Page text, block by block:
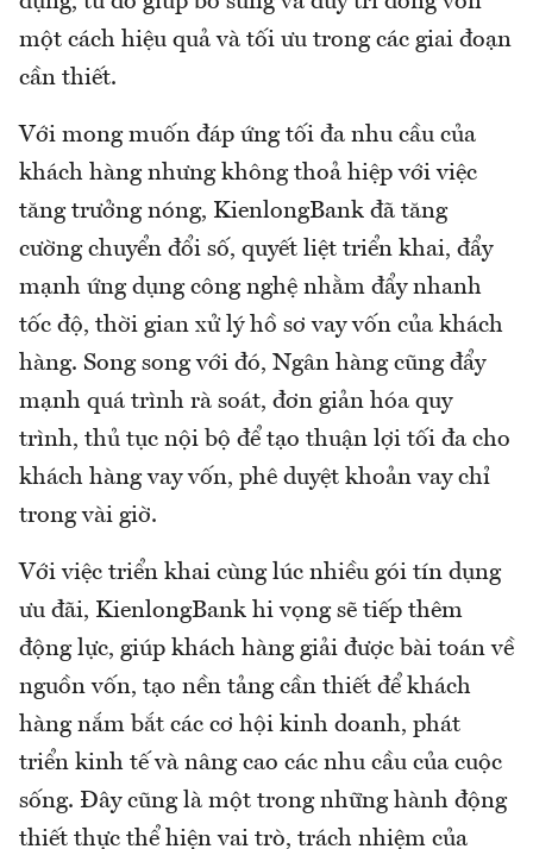
một cách hiệu quả và tối ưu trong các giai đoạn
cần thiết.
Với mong muốn đáp ứng tối đa nhu cầu của
khách hàng nhưng không thoả hiệp với việc
tăng trưởng nóng, KienlongBank đã tăng
cường chuyển đổi số, quyết liệt triển khai, đẩy
mạnh ứng dụng công nghệ nhằm đẩy nhanh
tốc độ, thời gian xử lý hồ sơ vay vốn của khách
hàng. Song song với đó, Ngân hàng cũng đẩy
mạnh quá trình rà soát, đơn giản hóa quy
trình, thủ tục nội bộ để tạo thuận lợi tối đa cho
khách hàng vay vốn, phê duyệt khoản vay chỉ
trong vài giờ.
Với việc triển khai cùng lúc nhiều gói tín dụng
ưu đãi, KienlongBank hi vọng sẽ tiếp thêm
động lực, giúp khách hàng giải được bài toán về
nguồn vốn, tạo nền tảng cần thiết để khách
hàng nắm bắt các cơ hội kinh doanh, phát
triển kinh tế và nâng cao các nhu cầu của cuộc
sống. Đây cũng là một trong những hành động
thiết thực thể hiện vai trò, trách nhiệm của